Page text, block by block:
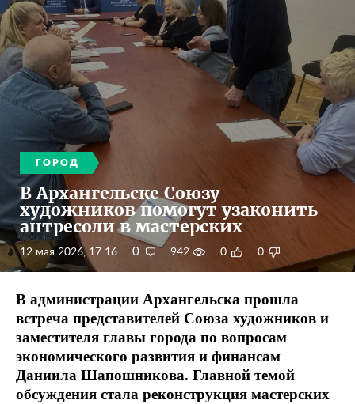
ГОРОД
В Архангельске Союзу
художников помогут узаконить
антресоли в мастерских
12 мая 2026, 17:16 0 942 0 0
В администрации Архангельска прошла
встреча представителей Союза художников и
заместителя главы города по вопросам
экономического развития и финансам
Даниила Шапошникова. Главной темой
обсуждения стала реконструкция мастерских